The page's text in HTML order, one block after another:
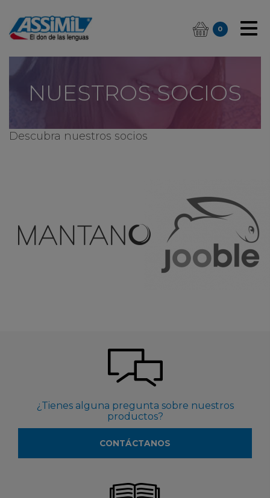
0
NUESTROS SOCIOS
Descubra nuestros socios
¿Tienes alguna pregunta sobre nuestros
productos?
CONTÁCTANOS